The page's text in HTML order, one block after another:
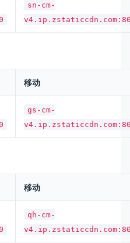
sn-cm-
移动
gs-cm-
移动
qh-cm-